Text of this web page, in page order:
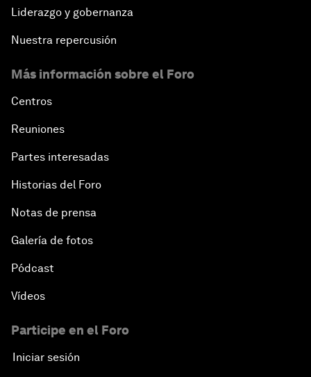
Liderazgo y gobernanza
Nuestra repercusión
Más información sobre el Foro
Centros
Reuniones
Partes interesadas
Historias del Foro
Notas de prensa
Galería de fotos
Pódcast
Vídeos
Participe en el Foro
Iniciar sesión